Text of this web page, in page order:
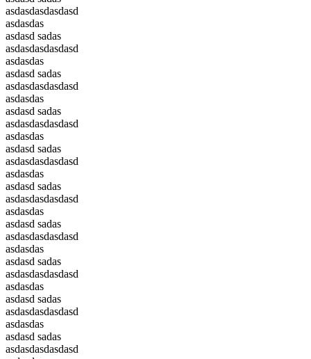
asdasdasdasdasd
asdasdas
asdasd sadas
asdasdasdasdasd
asdasdas
asdasd sadas
asdasdasdasdasd
asdasdas
asdasd sadas
asdasdasdasdasd
asdasdas
asdasd sadas
asdasdasdasdasd
asdasdas
asdasd sadas
asdasdasdasdasd
asdasdas
asdasd sadas
asdasdasdasdasd
asdasdas
asdasd sadas
asdasdasdasdasd
asdasdas
asdasd sadas
asdasdasdasdasd
asdasdas
asdasd sadas
asdasdasdasdasd